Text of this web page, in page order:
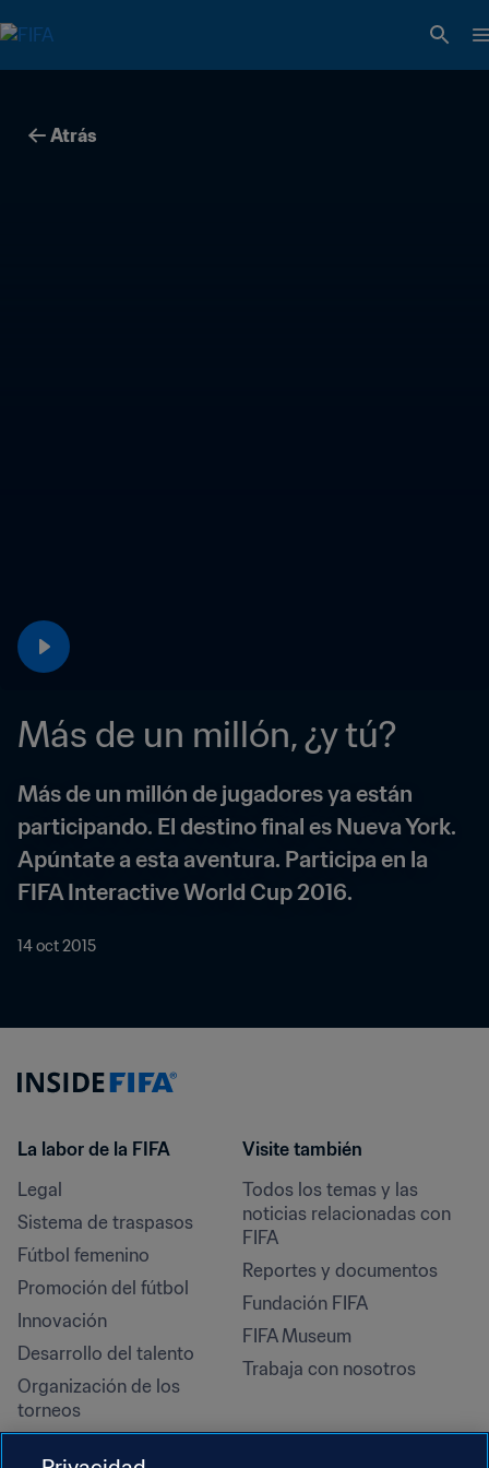
Atrás
Más de un millón, ¿y tú?
Más de un millón de jugadores ya están
participando. El destino final es Nueva York.
Apúntate a esta aventura. Participa en la
FIFA Interactive World Cup 2016.
14 oct 2015
La labor de la FIFA
Legal
Sistema de traspasos
Fútbol femenino
Promoción del fútbol
Innovación
Desarrollo del talento
Organización de los
torneos
Visite también
Todos los temas y las
noticias relacionadas con
FIFA
Reportes y documentos
Fundación FIFA
FIFA Museum
Trabaja con nosotros